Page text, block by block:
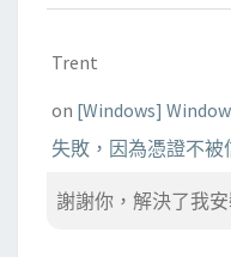
Trent
on [Windows]
失敗，因為憑證不被
謝謝你，解決了我